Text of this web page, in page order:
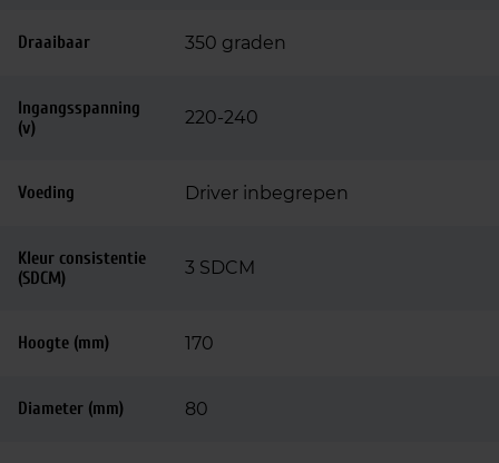
Draaibaar 350 graden
Ingangsspanning
(v)
220-240
Voeding Driver inbegrepen
Kleur consistentie
(SDCM)
3 SDCM
Hoogte (mm) 170
Diameter (mm) 80